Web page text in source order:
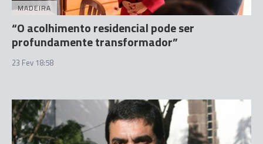
MADEIRA
“O acolhimento residencial pode ser
profundamente transformador”
23 Fev 18:58